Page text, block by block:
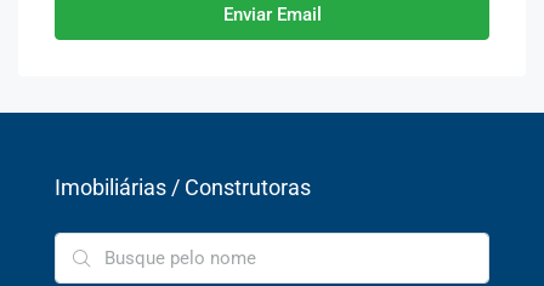
Enviar Email
Imobiliárias / Construtoras